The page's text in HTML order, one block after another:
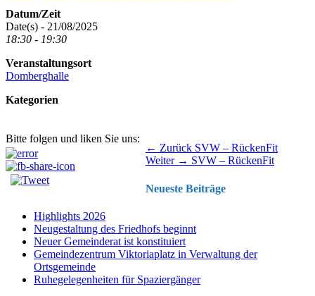
Datum/Zeit
Date(s) - 21/08/2025
18:30 - 19:30
Veranstaltungsort
Domberghalle
Kategorien
Bitte folgen und liken Sie uns:
Beitragsnavigation ← Zurück Vorhergehender
Beitrag:
SVW – RückenFit
Weiter → Nächster
SVW – RückenFit
Neueste Beiträge
Highlights 2026
Neugestaltung des Friedhofs beginnt
Neuer Gemeinderat ist konstituiert
Gemeindezentrum Viktoriaplatz in Verwaltung der
Ortsgemeinde
Ruhegelegenheiten für Spaziergänger